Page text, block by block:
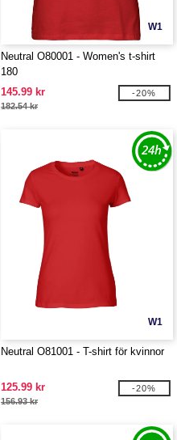
W1
Neutral O80001 - Women's t-shirt
180
145.99 kr
182.54 kr
-20%
W1
Neutral O81001 - T-shirt för kvinnor
125.99 kr
156.93 kr
-20%